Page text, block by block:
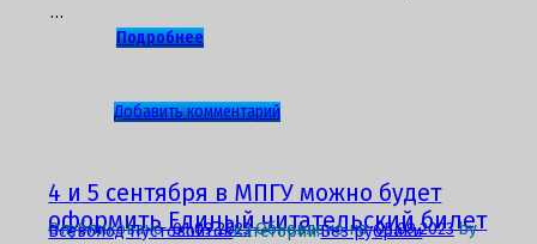
…
Подробнее
Добавить комментарийк
Днем
знаний!
4 и 5 сентября в МПГУ можно будет
оформить Единый читательский билет
Опубликовано01.09.2023Обновлено на05.09.2023by
Всеволод ПустовойтовКатегории:Без рубрики